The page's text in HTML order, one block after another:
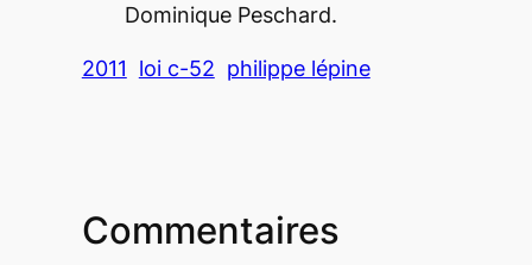
Dominique Peschard.
2011 loi c-52 philippe lépine
Commentaires